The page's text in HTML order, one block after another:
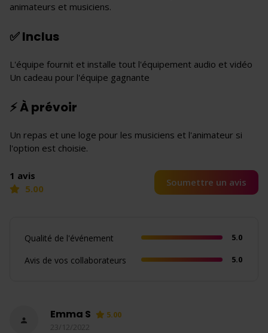
animateurs et musiciens.
✅ Inclus
L'équipe fournit et installe tout l'équipement audio et vidéo
Un cadeau pour l'équipe gagnante
⚡ À prévoir
Un repas et une loge pour les musiciens et l'animateur si
l'option est choisie.
1 avis
5.00
Soumettre un avis
Qualité de l'événement 5.0
Avis de vos collaborateurs 5.0
Emma S
5.00
23/12/2022